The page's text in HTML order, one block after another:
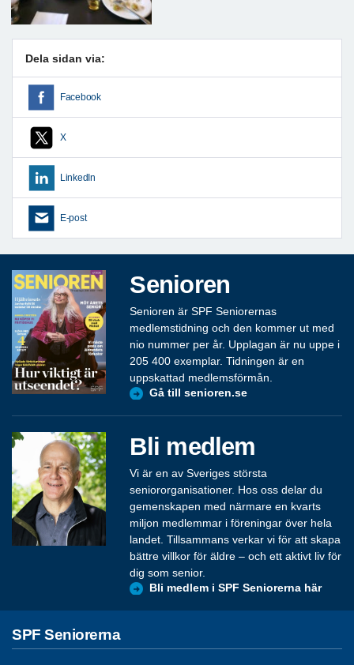
Dela sidan via:
Facebook
X
LinkedIn
E-post
Senioren
Senioren är SPF Seniorernas
medlemstidning och den kommer ut med
nio nummer per år. Upplagan är nu uppe i
205 400 exemplar. Tidningen är en
uppskattad medlemsförmån.
Gå till senioren.se
Bli medlem
Vi är en av Sveriges största
seniororganisationer. Hos oss delar du
gemenskapen med närmare en kvarts
miljon medlemmar i föreningar över hela
landet. Tillsammans verkar vi för att skapa
bättre villkor för äldre – och ett aktivt liv för
dig som senior.
Bli medlem i SPF Seniorerna här
SPF Seniorerna